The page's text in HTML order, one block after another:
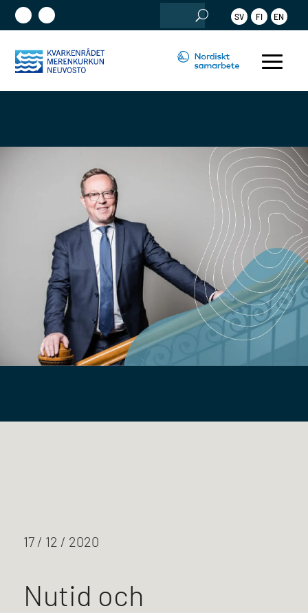
efter:
SV FI EN
17 / 12 / 2020
Nutid och